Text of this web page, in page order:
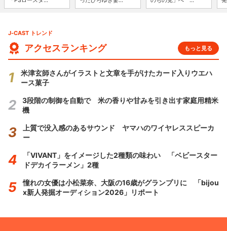
J-CAST トレンド
アクセスランキング もっと見る
米津玄師さんがイラストと文章を手がけたカード入りウエハ
ース菓子
3段階の制御を自動で 米の香りや甘みを引き出す家庭用精米
機
上質で没入感のあるサウンド ヤマハのワイヤレススピーカ
ー
「VIVANT」をイメージした2種類の味わい 「ベビースター
ドデカイラーメン」2種
憧れの女優は小松菜奈、大阪の16歳がグランプリに 「bijou
x新人発掘オーディション2026」リポート